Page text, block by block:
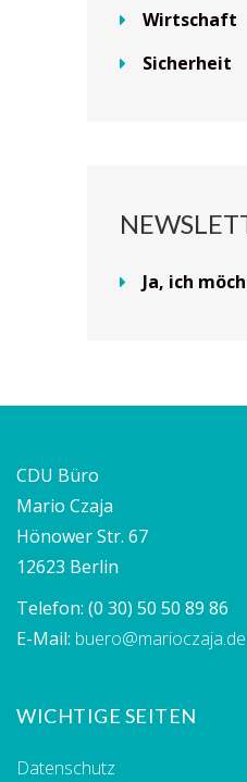
Wirtschaft
Sicherheit
Ja, ich
CDU Büro
Mario Czaja
Hönower Str. 67
12623 Berlin
Telefon: (0 30) 50 50 89 86
E-Mail: buero@marioczaja.de
WICHTIGE SEITEN
Datenschutz